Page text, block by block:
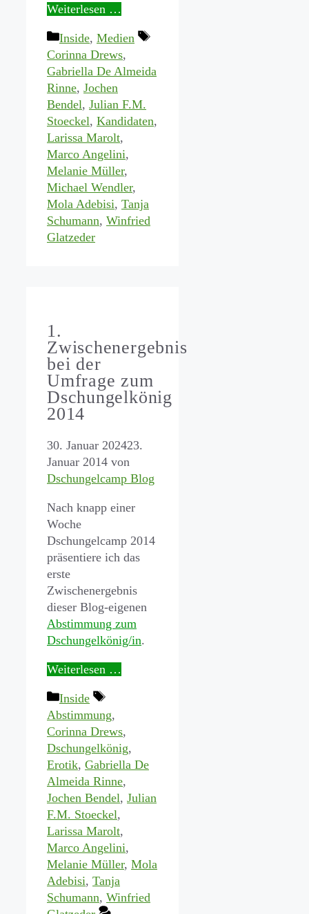
Weiterlesen …
Kategorien
Inside, Medien
Schlagwörter
Corinna Drews,
Gabriella De Almeida
Rinne, Jochen
Bendel, Julian F.M.
Stoeckel, Kandidaten,
Larissa Marolt,
Marco Angelini,
Melanie Müller,
Michael Wendler,
Mola Adebisi, Tanja
Schumann, Winfried
Glatzeder
1.
Zwischenergebnis
bei der
Umfrage zum
Dschungelkönig
2014
30. Januar 202423.
Januar 2014 von
Dschungelcamp Blog
Nach knapp einer
Woche
Dschungelcamp 2014
präsentiere ich das
erste
Zwischenergebnis
dieser Blog-eigenen
Abstimmung zum
Dschungelkönig/in.
Weiterlesen …
Kategorien
Inside
Schlagwörter
Abstimmung,
Corinna Drews,
Dschungelkönig,
Erotik, Gabriella De
Almeida Rinne,
Jochen Bendel, Julian
F.M. Stoeckel,
Larissa Marolt,
Marco Angelini,
Melanie Müller, Mola
Adebisi, Tanja
Schumann, Winfried